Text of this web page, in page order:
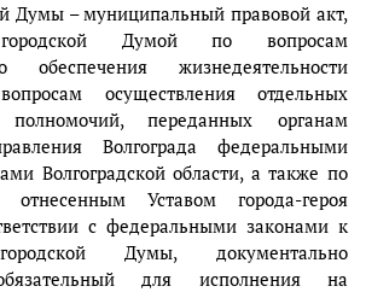
Думы – муниципальный правовой акт,
Думой по вопросам
обеспечения жизнедеятельности
осуществления отдельных
полномочий, переданных органам
Волгограда федеральными
Волгоградской области, а также по
Уставом города-героя
с федеральными законами к
Думы, документально
для исполнения на